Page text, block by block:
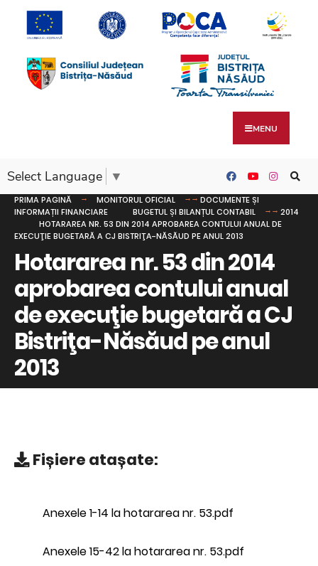
MENU
Select Language ▼
PRIMA PAGINĂ MONITORUL OFICIAL
DOCUMENTE ȘI
INFORMAȚII FINANCIARE
BUGETUL ȘI BILANȚUL CONTABIL
2014
HOTARAREA NR. 53 DIN 2014 APROBAREA CONTULUI ANUAL DE
EXECUŢIE BUGETARĂ A CJ BISTRIŢA-NĂSĂUD PE ANUL 2013
Hotararea nr. 53 din 2014
aprobarea contului anual
de execuţie bugetară a CJ
Bistriţa-Năsăud pe anul
2013
Fișiere atașate:
Anexele 1-14 la hotararea nr. 53.pdf
Anexele 15-42 la hotararea nr. 53.pdf